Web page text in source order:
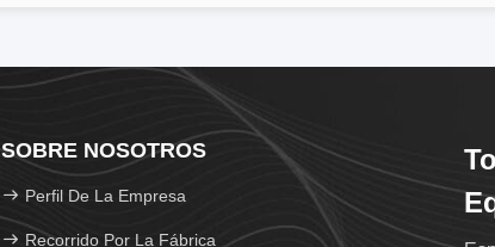
SOBRE NOSOTROS
Perfil De La Empresa
Recorrido Por La Fábrica